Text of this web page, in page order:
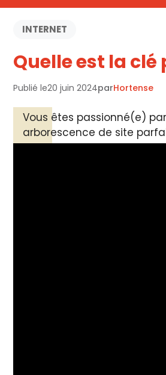
INTERNET
Quelle est la
Publié le20 juin 2024parHortense
Vous êtes passionné(e)
arborescence de site